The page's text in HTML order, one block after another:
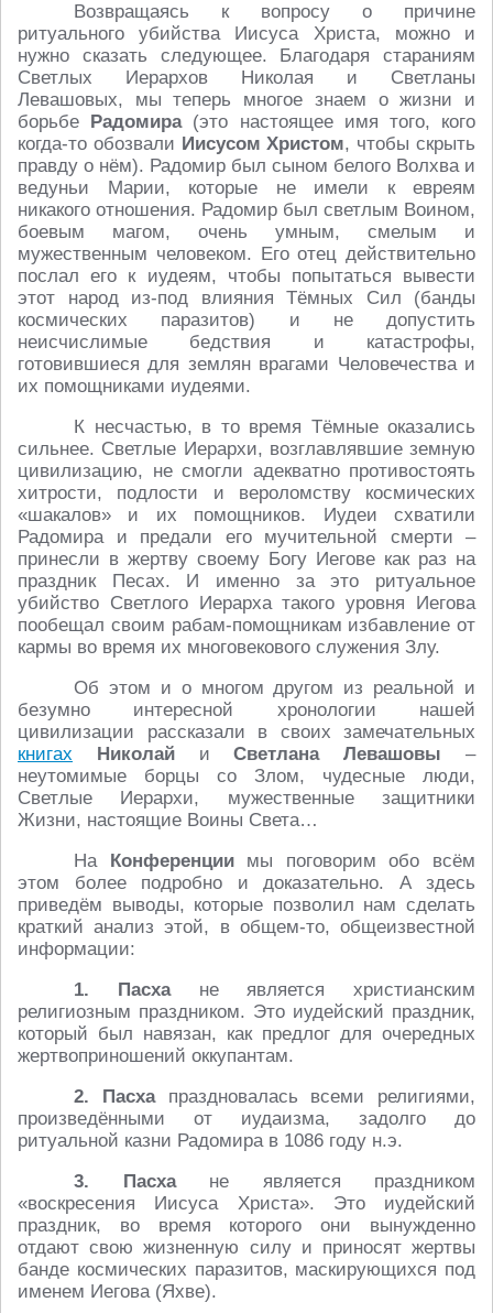
Возвращаясь к вопросу о причине
ритуального убийства Иисуса Христа, можно и
нужно сказать следующее. Благодаря стараниям
Светлых Иерархов Николая и Светланы
Левашовых, мы теперь многое знаем о жизни и
борьбе Радомира(это настоящее имя того, кого
когда-то обозвали Иисусом Христом, чтобы скрыть
правду о нём). Радомир был сыном белого Волхва и
ведуньи Марии, которые не имели к евреям
никакого отношения. Радомир был светлым Воином,
боевым магом, очень умным, смелым и
мужественным человеком. Его отец действительно
послал его к иудеям, чтобы попытаться вывести
этот народ из-под влияния Тёмных Сил (банды
космических паразитов) и не допустить
неисчислимые бедствия и катастрофы,
готовившиеся для землян врагами Человечества и
их помощниками иудеями.
К несчастью, в то время Тёмные оказались
сильнее. Светлые Иерархи, возглавлявшие земную
цивилизацию, не смогли адекватно противостоять
хитрости, подлости и вероломству космических
«шакалов» и их помощников. Иудеи схватили
Радомира и предали его мучительной смерти –
принесли в жертву своему Богу Иегове как раз на
праздник Песах. И именно за это ритуальное
убийство Светлого Иерарха такого уровня Иегова
пообещал своим рабам-помощникам избавление от
кармы во время их многовекового служения Злу.
Об этом и о многом другом из реальной и
безумно интересной хронологии нашей
цивилизации рассказали в своих замечательных
книгах
НиколайиСветлана Левашовы –
неутомимые борцы со Злом, чудесные люди,
Светлые Иерархи, мужественные защитники
Жизни, настоящие Воины Света…
На Конференциимы поговорим обо всём
этом более подробно и доказательно. А здесь
приведём выводы, которые позволил нам сделать
краткий анализ этой, в общем-то, общеизвестной
информации:
1. Пасхане является христианским
религиозным праздником. Это иудейский праздник,
который был навязан, как предлог для очередных
жертвоприношений оккупантам.
2. Пасхапраздновалась всеми религиями,
произведёнными от иудаизма, задолго до
ритуальной казни Радомира в 1086 году н.э.
3. Пасхане является праздником
«воскресения Иисуса Христа». Это иудейский
праздник, во время которого они вынужденно
отдают свою жизненную силу и приносят жертвы
банде космических паразитов, маскирующихся под
именем Иегова (Яхве).